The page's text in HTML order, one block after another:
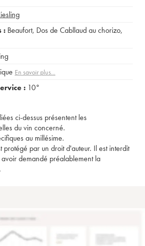
: Beaufort, Dos de Cabllaud au chorizo,
En savoir plus...
: 10°
ci-dessus présentent les
du vin concerné.
au millésime.
protégé par un droit d'auteur. Il est interdit
demandé préalablement la